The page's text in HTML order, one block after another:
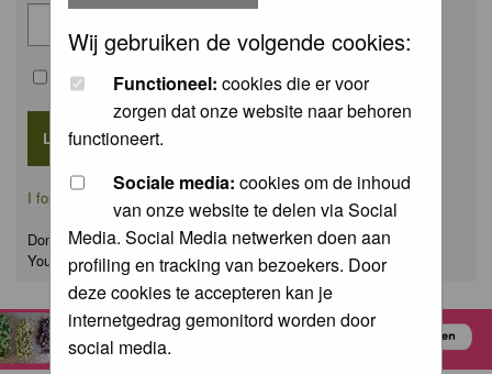
Wij gebruiken de volgende cookies:
Functioneel: cookies die er voor
zorgen dat onze website naar behoren
functioneert.
Sociale media: cookies om de inhoud
van onze website te delen via Social
Media. Social Media netwerken doen aan
profiling en tracking van bezoekers. Door
deze cookies te accepteren kan je
internetgedrag gemonitord worden door
social media.
Remember me
I forgot my password
Don't have an account yet?
You canregisterfor FREE